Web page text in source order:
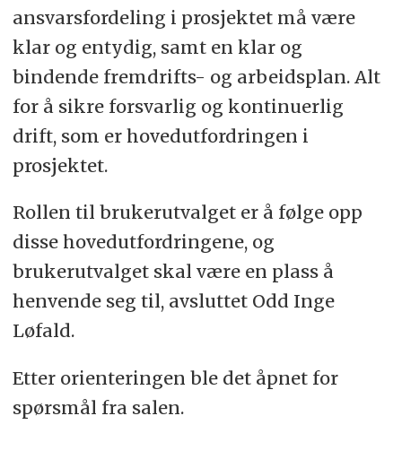
ansvarsfordeling i prosjektet må være
klar og entydig, samt en klar og
bindende fremdrifts- og arbeidsplan. Alt
for å sikre forsvarlig og kontinuerlig
drift, som er hovedutfordringen i
prosjektet.
Rollen til brukerutvalget er å følge opp
disse hovedutfordringene, og
brukerutvalget skal være en plass å
henvende seg til, avsluttet Odd Inge
Løfald.
Etter orienteringen ble det åpnet for
spørsmål fra salen.